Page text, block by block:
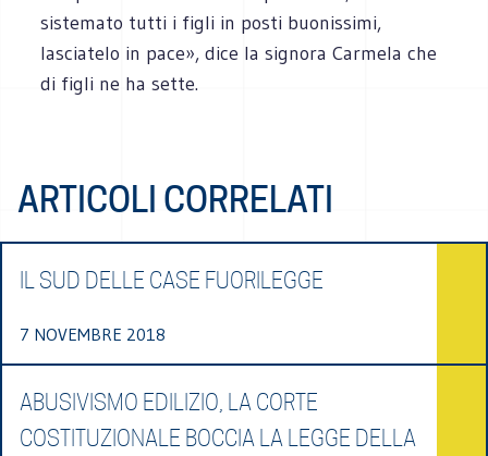
sistemato tutti i figli in posti buonissimi,
lasciatelo in pace», dice la signora Carmela che
di figli ne ha sette.
ARTICOLI CORRELATI
IL SUD DELLE CASE FUORILEGGE
7 NOVEMBRE 2018
ABUSIVISMO EDILIZIO, LA CORTE
COSTITUZIONALE BOCCIA LA LEGGE DELLA